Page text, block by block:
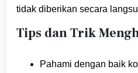
tidak diberikan secara
Tips dan Trik
Pahami dengan baik